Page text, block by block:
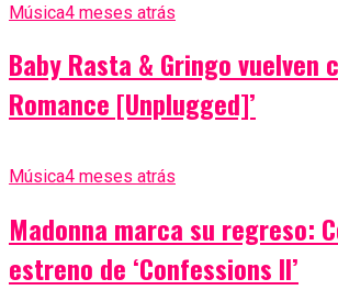
Música4 meses atrás
Baby Rasta & Gringo vuelven
Romance [Unplugged]’
Música4 meses atrás
Madonna marca su regreso:
estreno de ‘Confessions II’